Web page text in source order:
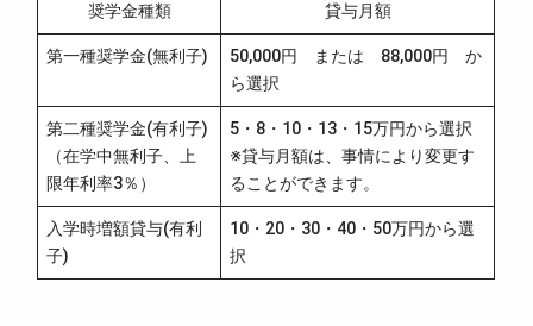
奨学金種類 貸与月額
第一種奨学金(無利子)
50,000円 または 88,000円 か
ら選択
第二種奨学金(有利子)
（在学中無利子、上
限年利率3％）
5・8・10・13・15万円から選択
※貸与月額は、事情により変更す
ることができます。
入学時増額貸与(有利
子)
10・20・30・40・50万円から選
択